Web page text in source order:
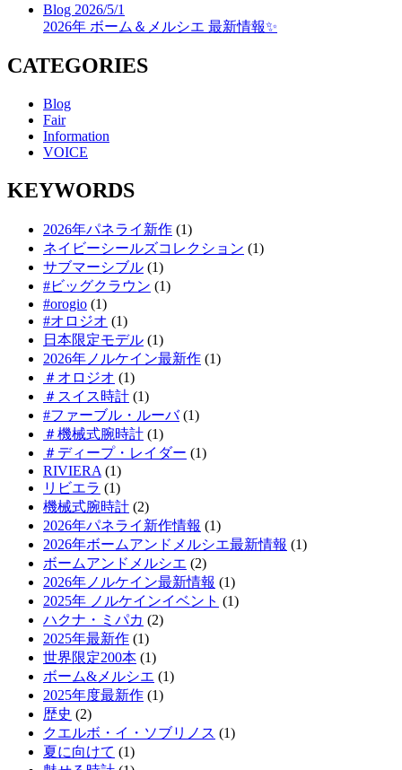
Blog 2026/5/1
2026年 ボーム＆メルシエ 最新情報✨
CATEGORIES
Blog
Fair
Information
VOICE
KEYWORDS
2026年パネライ新作 (1)
ネイビーシールズコレクション (1)
サブマーシブル (1)
#ビッグクラウン (1)
#orogio (1)
#オロジオ (1)
日本限定モデル (1)
2026年ノルケイン最新作 (1)
＃オロジオ (1)
＃スイス時計 (1)
#ファーブル・ルーバ(1)
＃機械式腕時計 (1)
＃ディープ・レイダー (1)
RIVIERA (1)
リビエラ (1)
機械式腕時計 (2)
2026年パネライ新作情報 (1)
2026年ボームアンドメルシエ最新情報 (1)
ボームアンドメルシエ (2)
2026年ノルケイン最新情報 (1)
2025年 ノルケインイベント (1)
ハクナ・ミパカ (2)
2025年最新作 (1)
世界限定200本 (1)
ボーム&メルシエ (1)
2025年度最新作 (1)
歴史 (2)
クエルボ・イ・ソブリノス (1)
夏に向けて (1)